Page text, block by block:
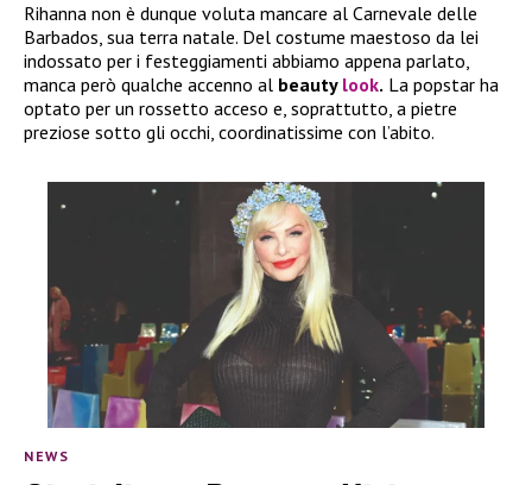
Rihanna non è dunque voluta mancare al Carnevale delle
Barbados, sua terra natale. Del costume maestoso da lei
indossato per i festeggiamenti abbiamo appena parlato,
manca però qualche accenno al beauty look. La popstar ha
optato per un rossetto acceso e, soprattutto, a pietre
preziose sotto gli occhi, coordinatissime con l’abito.
NEWS